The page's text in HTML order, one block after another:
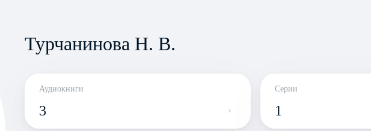
Турчанинова Н. В.
Аудиокниги
3
Серии
1